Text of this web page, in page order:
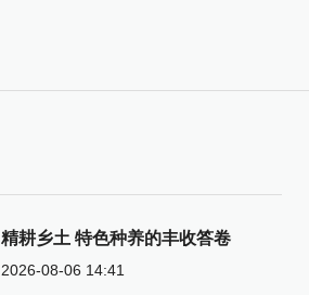
精耕乡土 特色种养的丰收答卷
2026-08-06 14:41